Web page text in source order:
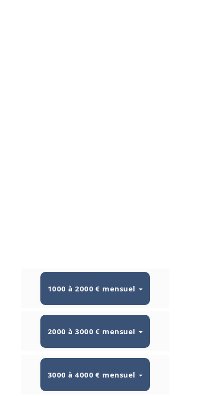
1000 à 2000 € mensuel
2000 à 3000 € mensuel
3000 à 4000 € mensuel